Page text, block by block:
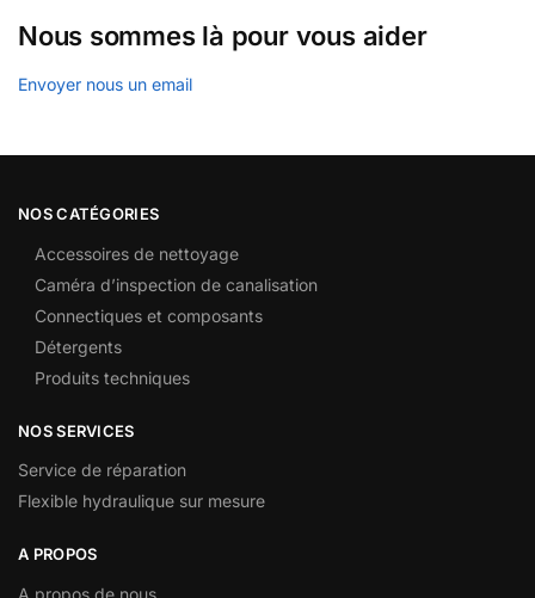
Nous sommes là pour vous aider
Envoyer nous un email
NOS CATÉGORIES
Accessoires de nettoyage
Caméra d’inspection de canalisation
Connectiques et composants
Détergents
Produits techniques
NOS SERVICES
Service de réparation
Flexible hydraulique sur mesure
A PROPOS
A propos de nous